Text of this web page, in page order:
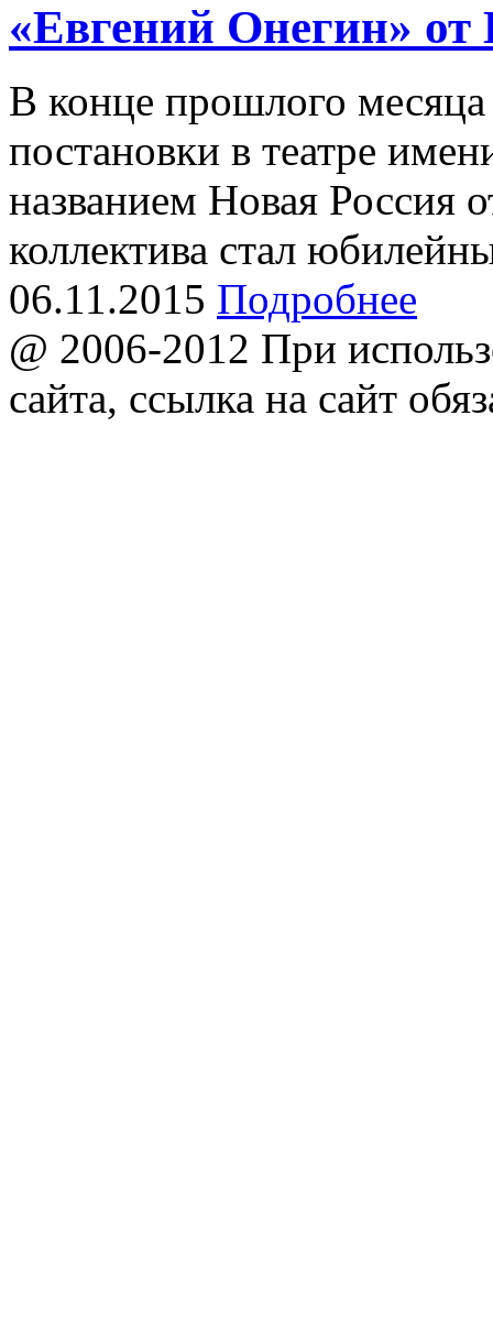
«Евгений Онегин»
В конце прошлого месяца
постановки в театре
названием Новая Россия
коллектива стал
06.11.2015 Подробнее
@ 2006-2012 При
сайта, ссылка на сайт